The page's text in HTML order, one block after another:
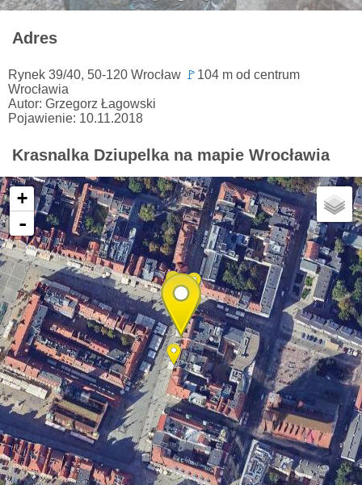
Adres
Rynek 39/40, 50-120 Wrocław 🚩 104 m od centrum
Wrocławia
Autor: Grzegorz Łagowski
Pojawienie: 10.11.2018
Krasnalka Dziupelka na mapie Wrocławia
+
-